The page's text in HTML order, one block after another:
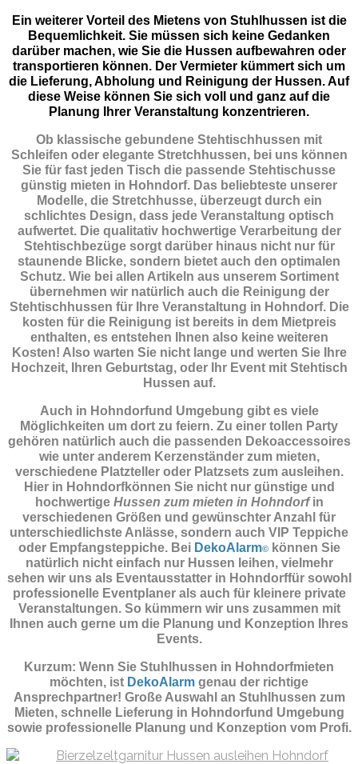
Ein weiterer Vorteil des Mietens von Stuhlhussen ist die
Bequemlichkeit. Sie müssen sich keine Gedanken
darüber machen, wie Sie die Hussen aufbewahren oder
transportieren können. Der Vermieter kümmert sich um
die Lieferung, Abholung und Reinigung der Hussen. Auf
diese Weise können Sie sich voll und ganz auf die
Planung Ihrer Veranstaltung konzentrieren.
Ob klassische gebundene Stehtischhussen mit
Schleifen oder elegante Stretchhussen, bei uns können
Sie für fast jeden Tisch die passende Stehtischusse
günstig mieten in Hohndorf. Das beliebteste unserer
Modelle, die Stretchhusse, überzeugt durch ein
schlichtes Design, dass jede Veranstaltung optisch
aufwertet. Die qualitativ hochwertige Verarbeitung der
Stehtischbezüge sorgt darüber hinaus nicht nur für
staunende Blicke, sondern bietet auch den optimalen
Schutz. Wie bei allen Artikeln aus unserem Sortiment
übernehmen wir natürlich auch die Reinigung der
Stehtischhussen für Ihre Veranstaltung in Hohndorf. Die
kosten für die Reinigung ist bereits in dem Mietpreis
enthalten, es entstehen Ihnen also keine weiteren
Kosten! Also warten Sie nicht lange und werten Sie Ihre
Hochzeit, Ihren Geburtstag, oder Ihr Event mit Stehtisch
Hussen auf.
Auch in Hohndorfund Umgebung gibt es viele
Möglichkeiten um dort zu feiern. Zu einer tollen Party
gehören natürlich auch die passenden Dekoaccessoires
wie unter anderem Kerzenständer zum mieten,
verschiedene Platzteller oder Platzsets zum ausleihen.
Hier in Hohndorfkönnen Sie nicht nur günstige und
hochwertige Hussen zum mieten in Hohndorfin
verschiedenen Größen und gewünschter Anzahl für
unterschiedlichste Anlässe, sondern auch VIP Teppiche
oder Empfangsteppiche. Bei DekoAlarm©
können Sie
natürlich nicht einfach nur Hussen leihen, vielmehr
sehen wir uns als Eventausstatter in Hohndorffür sowohl
professionelle Eventplaner als auch für kleinere private
Veranstaltungen. So kümmern wir uns zusammen mit
Ihnen auch gerne um die Planung und Konzeption Ihres
Events.
Kurzum: Wenn Sie Stuhlhussen in Hohndorfmieten
möchten, ist DekoAlarm genau der richtige
Ansprechpartner! Große Auswahl an Stuhlhussen zum
Mieten, schnelle Lieferung in Hohndorfund Umgebung
sowie professionelle Planung und Konzeption vom Profi.